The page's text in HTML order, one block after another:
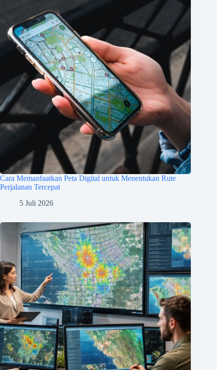
Cara Memanfaatkan Peta Digital untuk Menentukan Rute
Perjalanan Tercepat
5 Juli 2026